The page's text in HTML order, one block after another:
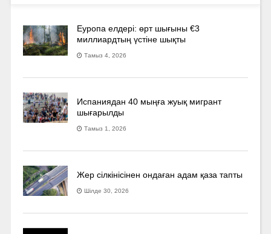
Еуропа елдері: өрт шығыны €3
миллиардтың үстіне шықты
Тамыз 4, 2026
Испаниядан 40 мыңға жуық мигрант
шығарылды
Тамыз 1, 2026
Жер сілкінісінен ондаған адам қаза тапты
Шілде 30, 2026